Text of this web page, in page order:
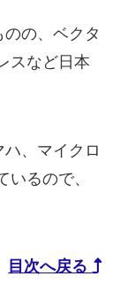
の、ベクタ
スなど日本
、マイクロ
るので、
目次へ戻る